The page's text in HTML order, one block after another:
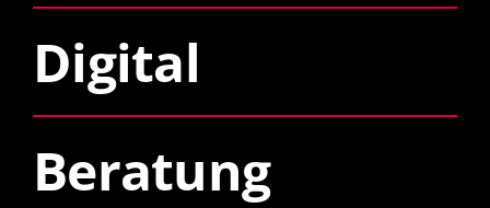
Digital
Beratung